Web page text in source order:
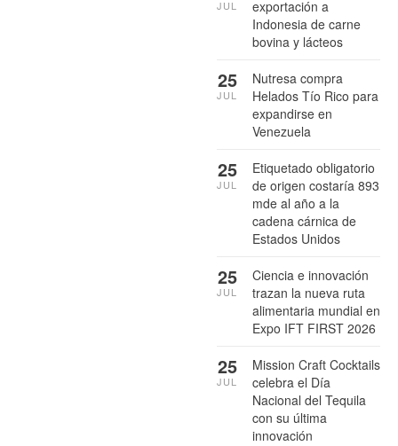
exportación a
Indonesia de carne
bovina y lácteos
JUL
Nutresa compra
Helados Tío Rico para
expandirse en
Venezuela
25
JUL
Etiquetado obligatorio
de origen costaría 893
mde al año a la
cadena cárnica de
Estados Unidos
25
JUL
Ciencia e innovación
trazan la nueva ruta
alimentaria mundial en
Expo IFT FIRST 2026
25
JUL
Mission Craft Cocktails
celebra el Día
Nacional del Tequila
con su última
innovación
25
JUL